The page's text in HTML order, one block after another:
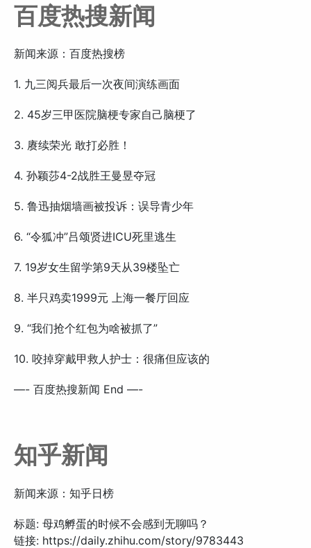
百度热搜新闻
新闻来源：百度热搜榜
1. 九三阅兵最后一次夜间演练画面
2. 45岁三甲医院脑梗专家自己脑梗了
3. 赓续荣光 敢打必胜！
4. 孙颖莎4-2战胜王曼昱夺冠
5. 鲁迅抽烟墙画被投诉：误导青少年
6. “令狐冲”吕颂贤进ICU死里逃生
7. 19岁女生留学第9天从39楼坠亡
8. 半只鸡卖1999元 上海一餐厅回应
9. “我们抢个红包为啥被抓了”
10. 咬掉穿戴甲救人护士：很痛但应该的
—- 百度热搜新闻 End —-
知乎新闻
新闻来源：知乎日榜
标题: 母鸡孵蛋的时候不会感到无聊吗？
链接: https://daily.zhihu.com/story/9783443